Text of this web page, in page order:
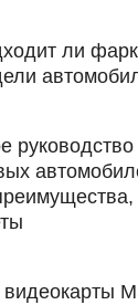
ли
руководство